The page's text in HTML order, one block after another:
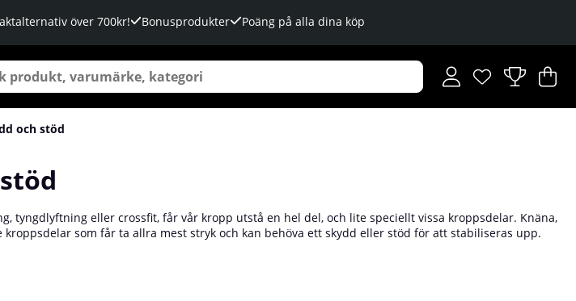
över 700kr! Bonusprodukter Poäng på alla dina köp
Önskelista
Antal i
.
.
och stöd
tyngdlyftning eller crossfit, får vår kropp utstå en hel del, och lite speciellt vissa kroppsdelar. Knäna,
som får ta allra mest stryk och kan behöva ett skydd eller stöd för att stabiliseras upp.
Köp dina skydd och stöd hos oss på Tillskottsbolaget!